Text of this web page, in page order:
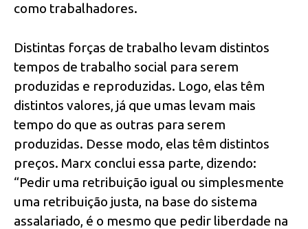
como trabalhadores.
Distintas forças de trabalho levam distintos
tempos de trabalho social para serem
produzidas e reproduzidas. Logo, elas têm
distintos valores, já que umas levam mais
tempo do que as outras para serem
produzidas. Desse modo, elas têm distintos
preços. Marx conclui essa parte, dizendo:
“Pedir uma retribuição igual ou simplesmente
uma retribuição justa, na base do sistema
assalariado, é o mesmo que pedir liberdade na